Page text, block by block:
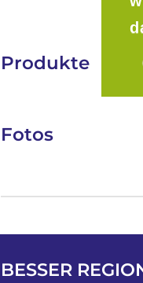
Produkte
Fotos
BESSER